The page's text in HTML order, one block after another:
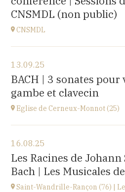
à20H00
Acheter vos billets
CNSMDL (non public)
CNSMDL
CNSMD | Conservatoire
et Danse de Lyon
3 quai Chauveau, 69009 LYON
à
13.09.25
BACH | 3 sonates pour
gambe et clavecin
Eglise de Cerneux-Monnot (25)
Eglise de Cerneux-Monnot (25)
lieu dit Les Cerneux-Monnots,
à20H00
16.08.25
Les Racines de
Bach | Les Musicales
Saint-Wandrille-Rançon (76) |